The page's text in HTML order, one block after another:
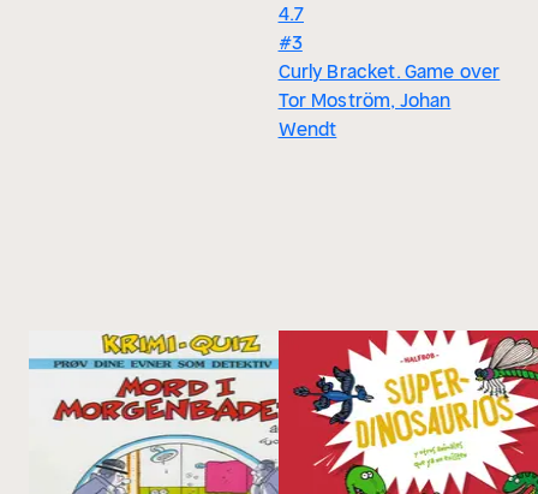
4.7
#3
Curly Bracket. Game over
Tor Moström, Johan
Wendt